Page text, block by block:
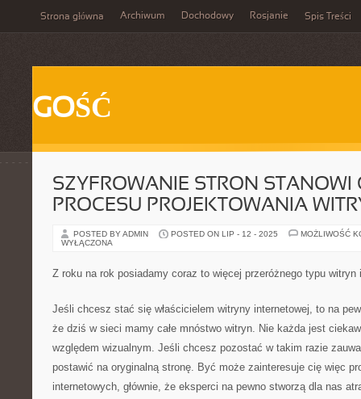
Strona główna Archiwum Dochodowy Rosjanie Spis Treści
GOŚĆ
SZYFROWANIE STRON STANOWI
PROCESU PROJEKTOWANIA
POSTED BY ADMIN POSTED ON LIP - 12 - 2025
MOŻLIWOŚĆ
WYŁĄCZONA
Z roku na rok posiadamy coraz to więcej przeróżnego typu witryn
Jeśli chcesz stać się właścicielem witryny internetowej, to na
że dziś w sieci mamy całe mnóstwo witryn. Nie każda jest
względem wizualnym. Jeśli chcesz pozostać w takim razie
postawić na oryginalną stronę. Być może zainteresuje cię więc
internetowych, głównie, że eksperci na pewno stworzą dla nas